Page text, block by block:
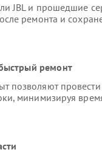
JBL и прошедшие
ремонта и
ремонт
позволяют провести
минимизируя